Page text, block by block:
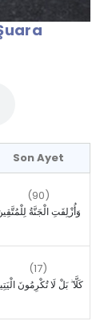
Son Ayet
(90)
وَأُزْلِفَتِ الْجَنَّةُ
(17)
كَلَّا ۖ بَلْ لَا تُكْرِمُونَ